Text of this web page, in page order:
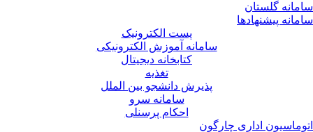
گلستان
پیشنهادها
پست الکترونیک
سامانه آموزش الکترونیکی
کتابخانه دیجیتال
تغذیه
پذیرش دانشجو بین الملل
سامانه سرو
احکام پرسنلی
اداری چارگون